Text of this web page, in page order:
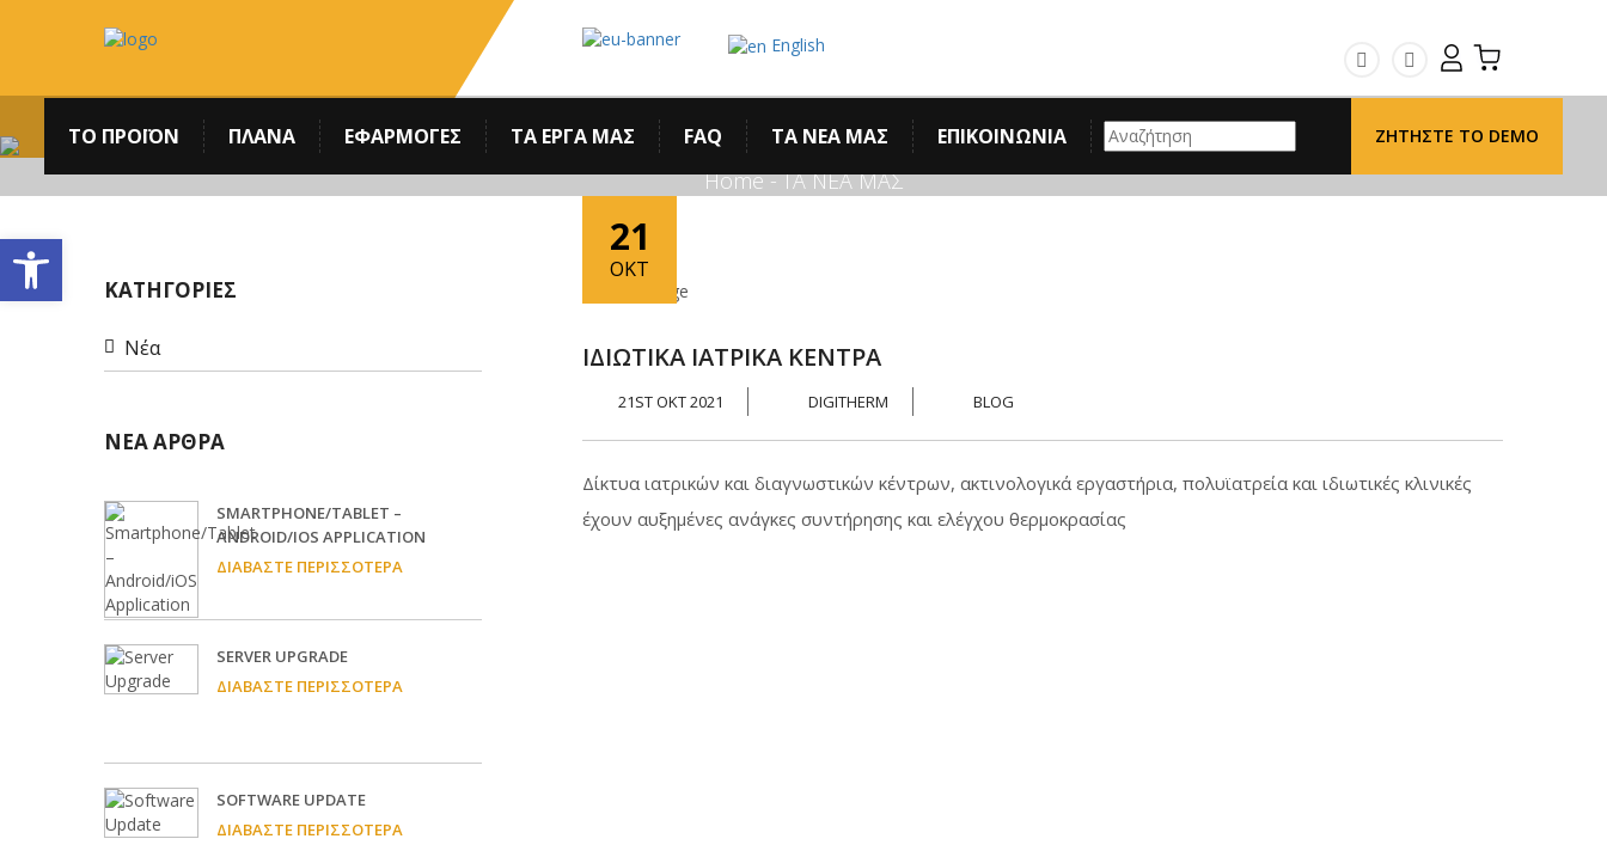
English
instagram
ΤΟ ΠΡΟΪΟΝ ΠΛΆΝΑ ΕΦΑΡΜΟΓΕΣ ΤΑ ΕΡΓΑ ΜΑΣ FAQ ΤΑ ΝΕΑ ΜΑΣ ΕΠΙΚΟΙΝΩΝΙΑ Search ΖΗΤΉΣΤΕ ΤΟ DEMO
ΤΑ ΝΕΑ ΜΑΣ
Home-ΤΑ ΝΕΑ ΜΑΣ
ΚΑΤΗΓΟΡΙΕΣ
Νέα
ΝΕΑ ΑΡΘΡΑ
SMARTPHONE/TABLET –
ANDROID/IOS APPLICATION
ΔΙΑΒΆΣΤΕ ΠΕΡΙΣΣΌΤΕΡΑ
SERVER UPGRADE
ΔΙΑΒΆΣΤΕ ΠΕΡΙΣΣΌΤΕΡΑ
SOFTWARE UPDATE
ΔΙΑΒΆΣΤΕ ΠΕΡΙΣΣΌΤΕΡΑ
21
ΟΚΤ
ΙΔΙΩΤΙΚΑ ΙΑΤΡΙΚΑ ΚΕΝΤΡΑ
21ST ΟΚΤ 2021 DIGITHERM BLOG
Δίκτυα ιατρικών και διαγνωστικών κέντρων, ακτινολογικά εργαστήρια, πολυϊατρεία και ιδιωτικές κλινικές
έχουν αυξημένες ανάγκες συντήρησης και ελέγχου θερμοκρασίας
Ανοίξτε τη γραμμή εργαλείων